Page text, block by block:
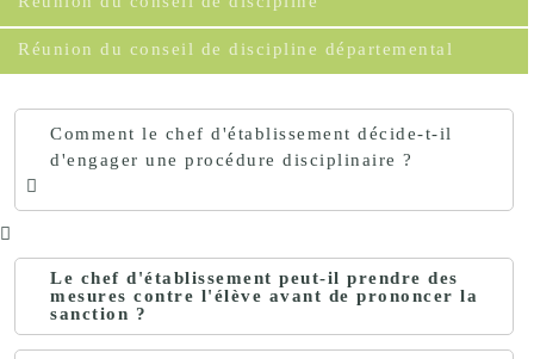
Réunion du conseil de discipline départemental
Comment le chef d'établissement décide-t-il
d'engager une procédure disciplinaire ?
Le chef d'établissement peut-il prendre des
mesures contre l'élève avant de prononcer la
sanction ?